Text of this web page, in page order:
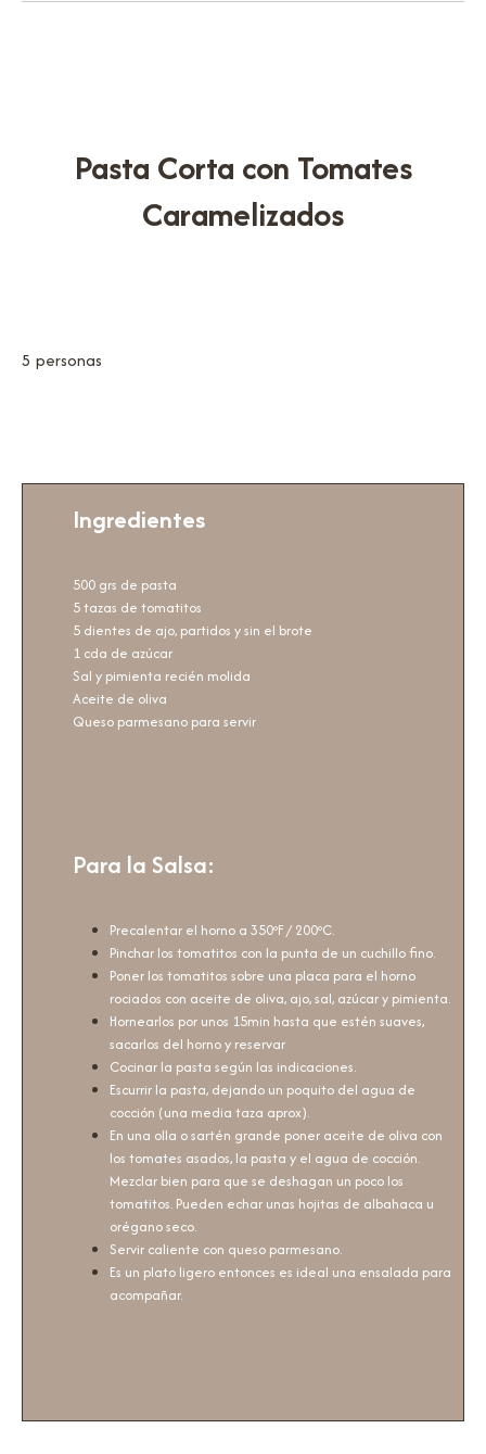
Pasta Corta con Tomates
Caramelizados
5 personas
Ingredientes
500 grs de pasta
5 tazas de tomatitos
5 dientes de ajo, partidos y sin el brote
1 cda de azúcar
Sal y pimienta recién molida
Aceite de oliva
Queso parmesano para servir
Para la Salsa:
Precalentar el horno a 350ºF / 200ºC.
Pinchar los tomatitos con la punta de un cuchillo fino.
Poner los tomatitos sobre una placa para el horno
rociados con aceite de oliva, ajo, sal, azúcar y pimienta.
Hornearlos por unos 15min hasta que estén suaves,
sacarlos del horno y reservar
Cocinar la pasta según las indicaciones.
Escurrir la pasta, dejando un poquito del agua de
cocción (una media taza aprox).
En una olla o sartén grande poner aceite de oliva con
los tomates asados, la pasta y el agua de cocción.
Mezclar bien para que se deshagan un poco los
tomatitos. Pueden echar unas hojitas de albahaca u
orégano seco.
Servir caliente con queso parmesano.
Es un plato ligero entonces es ideal una ensalada para
acompañar.